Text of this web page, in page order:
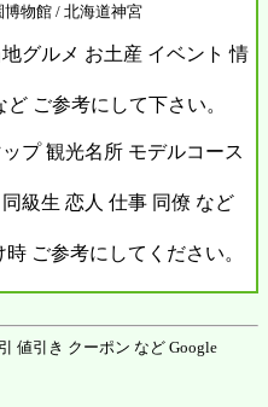
物館 / 北海道神宮
グルメ お土産 イベント 情
ど ご参考にして下さい。
プ 観光名所 モデルコース
級生 恋人 仕事 同僚 など
ご参考にしてください。
値引き クーポン など Google